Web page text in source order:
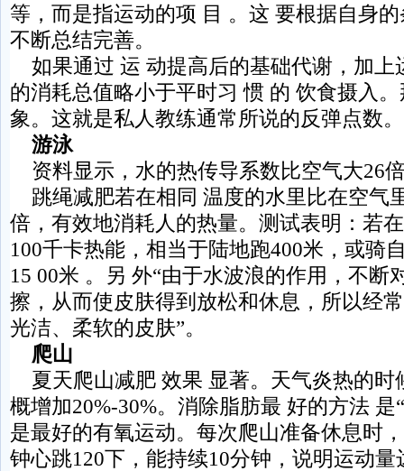
等，而是指运动的项 目 。这 要根据自身
不断总结完善。
如果通过 运 动提高后的基础代谢，加上
的消耗总值略小于平时习 惯 的 饮食摄入
象。这就是私人教练通常所说的反弹点数。
游泳
资料显示，水的热传导系数比空气大26
跳绳减肥若在相同 温度的水里比在空气
倍，有效地消耗人的热量。测试表明：若
100千卡热能，相当于陆地跑400米，或骑
15 00米 。另 外“由于水波浪的作用，不断
擦，从而使皮肤得到放松和休息，所以经
光洁、柔软的皮肤”。
爬山
夏天爬山减肥 效果 显著。天气炎热的时
概增加20%-30%。消除脂肪最 好的方法 是
是最好的有氧运动。每次爬山准备休息时
钟心跳120下，能持续10分钟，说明运动